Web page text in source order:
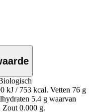
kJ / 753 kcal. Vetten 76 g
5.4 g waarvan
Zout 0.000 g.